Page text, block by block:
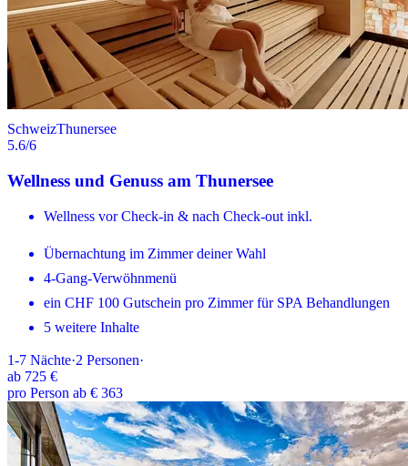
SchweizThunersee
5.6/6
Wellness und Genuss am Thunersee
Wellness vor Check-in & nach Check-out inkl.
Übernachtung im Zimmer deiner Wahl
4-Gang-Verwöhnmenü
ein CHF 100 Gutschein pro Zimmer für SPA Behandlungen
5 weitere Inhalte
1-7 Nächte·2 Personen·
ab 725 €
pro Person ab € 363